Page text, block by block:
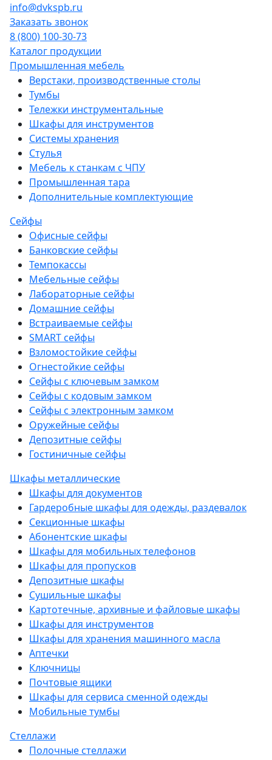
info@dvkspb.ru
Заказать звонок
8 (800) 100-30-73
Каталог продукции
Промышленная мебель
Верстаки, производственные столы
Тумбы
Тележки инструментальные
Шкафы для инструментов
Системы хранения
Стулья
Мебель к станкам с ЧПУ
Промышленная тара
Дополнительные комплектующие
Сейфы
Офисные сейфы
Банковские сейфы
Темпокассы
Мебельные сейфы
Лабораторные сейфы
Домашние сейфы
Встраиваемые сейфы
SMART сейфы
Взломостойкие сейфы
Огнестойкие сейфы
Сейфы с ключевым замком
Сейфы с кодовым замком
Сейфы с электронным замком
Оружейные сейфы
Депозитные сейфы
Гостиничные сейфы
Шкафы металлические
Шкафы для документов
Гардеробные шкафы для одежды, раздевалок
Секционные шкафы
Абонентские шкафы
Шкафы для мобильных телефонов
Шкафы для пропусков
Депозитные шкафы
Сушильные шкафы
Картотечные, архивные и файловые шкафы
Шкафы для инструментов
Шкафы для хранения машинного масла
Аптечки
Ключницы
Почтовые ящики
Шкафы для сервиса сменной одежды
Мобильные тумбы
Стеллажи
Полочные стеллажи